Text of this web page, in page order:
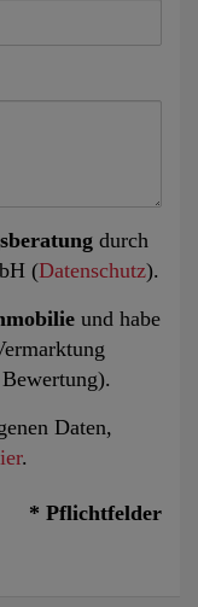
durch
(Datenschutz).
und habe
Daten,
.
* Pflichtfelder